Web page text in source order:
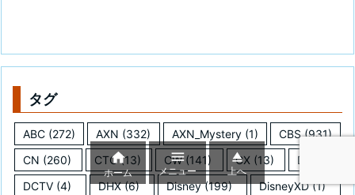
タグ
ABC (272) AXN (332) AXN_Mystery(1) CBS(931)
CN (260) CTC(13) CW(141) CX (13) DC
DCTV (4) DHX(6) Disney(199) DisneyXD(1)

ホーム

メニュー

上へ